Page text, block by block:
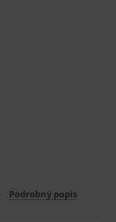
Podrobný popis